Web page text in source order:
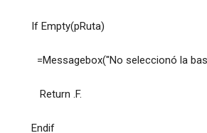
If Empty(pRuta)
=Messagebox("No seleccionó la
Return .F.
Endif